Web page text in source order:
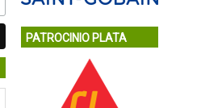
PATROCINIO PLATA